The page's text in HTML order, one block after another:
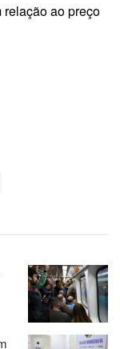
relação ao preço